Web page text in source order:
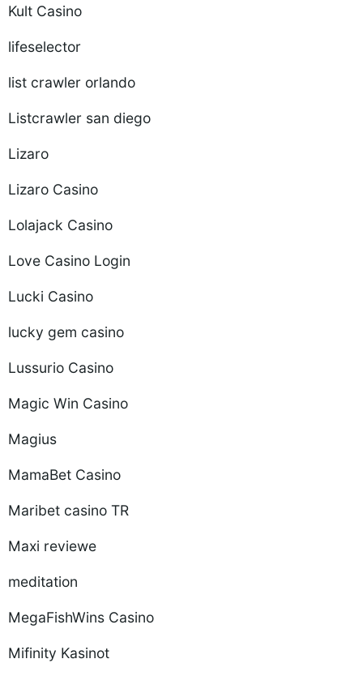
Kult Casino
lifeselector
list crawler orlando
Listcrawler san diego
Lizaro
Lizaro Casino
Lolajack Casino
Love Casino Login
Lucki Casino
lucky gem casino
Lussurio Casino
Magic Win Casino
Magius
MamaBet Casino
Maribet casino TR
Maxi reviewe
meditation
MegaFishWins Casino
Mifinity Kasinot